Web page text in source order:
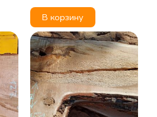
В корзину